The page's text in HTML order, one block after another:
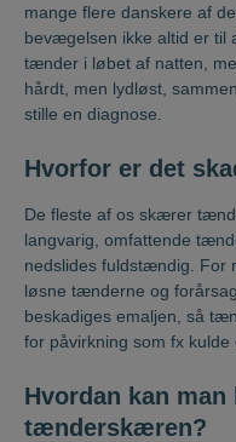
mange flere danskere af
bevægelsen ikke altid er til
tænder i løbet af natten,
hårdt, men lydløst,
stille en diagnose.
Hvorfor er det
De fleste af os skærer
langvarig, omfattende
nedslides fuldstændig. For
løsne tænderne og
beskadiges emaljen, så
for påvirkning som fx kulde
Hvordan kan
tænderskæren?